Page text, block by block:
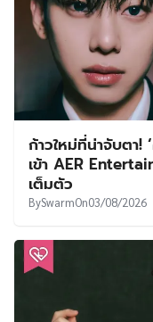
ก้าวใหม่ที่น่าจับตา
เข้า AER
เต็มตัว
BySwarmOn03/08/2026